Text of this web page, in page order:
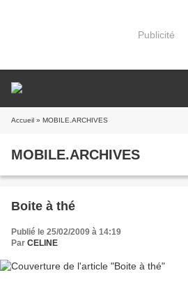
Publicité
Accueil » MOBILE.ARCHIVES
MOBILE.ARCHIVES
Boite à thé
Publié le 25/02/2009 à 14:19
Par CELINE